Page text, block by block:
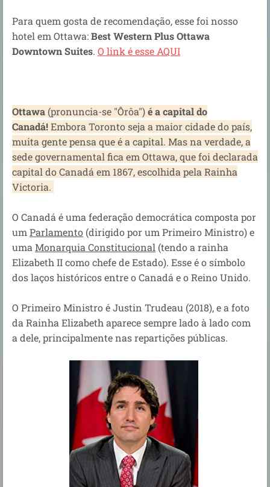
Para quem gosta de recomendação, esse foi nosso
hotel em Ottawa:Best Western Plus Ottawa
Downtown Suites. O link é esse AQUI
Ottawa (pronuncia-se "Ôrôa")é a capital do
Canadá!Embora Toronto seja a maior cidade do país,
muita gente pensa que é a capital. Mas na verdade, a
sede governamental fica em Ottawa, que foi declarada
capital do Canadá em 1867, escolhida pela Rainha
Victoria.
O Canadá é uma federação democrática composta por
um Parlamento (dirigido por um Primeiro Ministro) e
uma Monarquia Constitucional (tendo a rainha
Elizabeth II como chefe de Estado). Esse é o símbolo
dos laços históricos entre o Canadá e o Reino Unido.
O Primeiro Ministro é Justin Trudeau (2018), e a foto
da Rainha Elizabeth aparece sempre lado à lado com
a dele, principalmente nas repartições públicas.